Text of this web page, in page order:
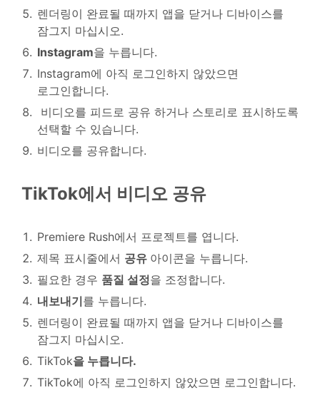
렌더링이 완료될 때까지 앱을 닫거나 디바이스를
잠그지 마십시오.
Instagram을 누릅니다.
Instagram에 아직 로그인하지 않았으면
로그인합니다.
비디오를 피드로 공유 하거나 스토리로 표시하도록
선택할 수 있습니다.
비디오를 공유합니다.
TikTok에서 비디오 공유
Premiere Rush에서 프로젝트를 엽니다.
제목 표시줄에서 공유 아이콘을 누릅니다.
필요한 경우 품질 설정을 조정합니다.
내보내기를 누릅니다.
렌더링이 완료될 때까지 앱을 닫거나 디바이스를
잠그지 마십시오.
TikTok을 누릅니다.
TikTok에 아직 로그인하지 않았으면 로그인합니다.